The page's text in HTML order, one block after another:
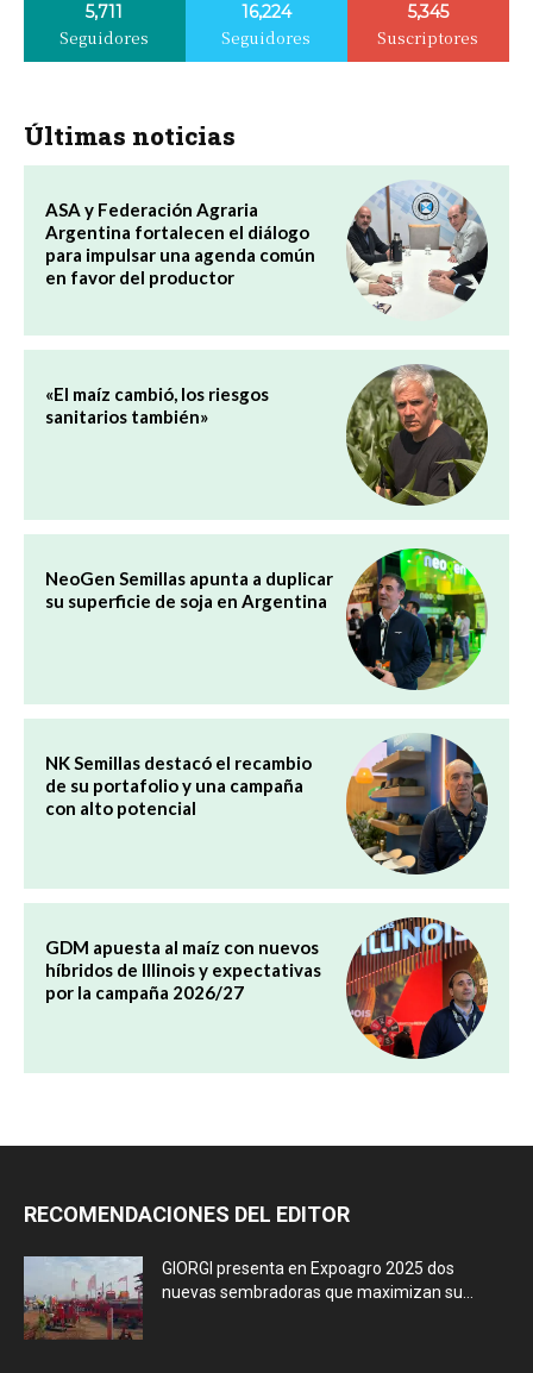
5,711
Seguidores
16,224
Seguidores
5,345
Suscriptores
Últimas noticias
ASA y Federación Agraria
Argentina fortalecen el diálogo
para impulsar una agenda común
en favor del productor
«El maíz cambió, los riesgos
sanitarios también»
NeoGen Semillas apunta a duplicar
su superficie de soja en Argentina
NK Semillas destacó el recambio
de su portafolio y una campaña
con alto potencial
GDM apuesta al maíz con nuevos
híbridos de Illinois y expectativas
por la campaña 2026/27
RECOMENDACIONES DEL EDITOR
GIORGI presenta en Expoagro 2025 dos
nuevas sembradoras que maximizan su...